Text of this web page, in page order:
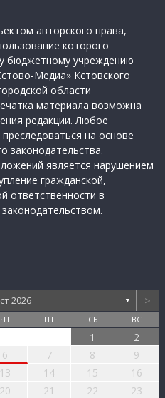
авторского права,
которого
бюджетному учреждению
Медиа» Кстовского
области
материала возможна
редакции. Любое
на основе
законодательства.
является нарушением
гражданской,
ответственности в
2026 ▼ >
ЧТ ПТ СБ ВС
1
2
6 7 8
9
13 14 15
16
20 21 22 23